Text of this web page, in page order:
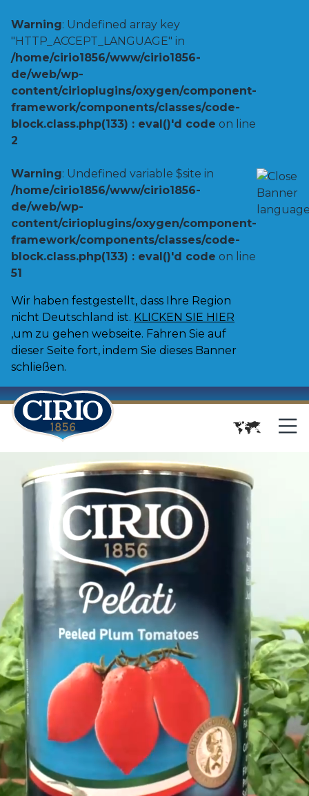
Warning: Undefined array key
"HTTP_ACCEPT_LANGUAGE" in
/home/cirio1856/www/cirio1856-
de/web/wp-
content/cirioplugins/oxygen/component-
framework/components/classes/code-
block.class.php(133) : eval()'d code on line
2
Warning: Undefined variable $site in
/home/cirio1856/www/cirio1856-
de/web/wp-
content/cirioplugins/oxygen/component-
framework/components/classes/code-
block.class.php(133) : eval()'d code on line
51
Wir haben festgestellt, dass Ihre Region
nicht Deutschland ist. KLICKEN SIE HIER
,um zu gehen webseite. Fahren Sie auf
dieser Seite fort, indem Sie dieses Banner
schließen.